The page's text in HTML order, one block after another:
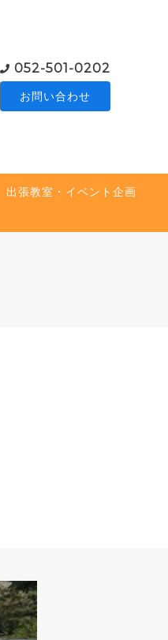
052-501-0202
お問い合わせ
出張教室・イベント企画